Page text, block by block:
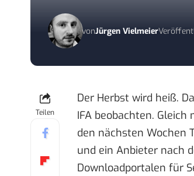
vonJürgen Vielmeier
Teilen
Der Herbst wird heiß.
IFA beobachten.
den nächsten Wochen
und ein Anbieter nach
Downloadportalen für